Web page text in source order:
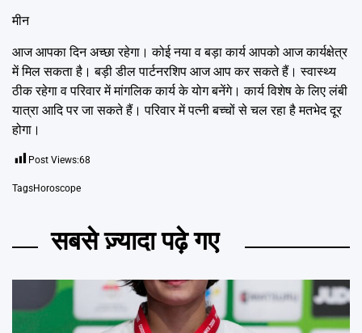
मीन
आज आपका दिन अच्छा रहेगा। कोई नया व बड़ा कार्य आपको आज कार्यक्षेत्र
में मिल सकता है। बड़ी डील पार्टनरशिप आज आप कर सकते हैं। स्वास्थ्य
ठीक रहेगा व परिवार में मांगलिक कार्य के योग बनेंगे। कार्य विशेष के लिए लंबी
यात्रा आदि पर जा सकते हैं। परिवार में पत्नी बच्चों से चल रहा है मतभेद दूर
होगा।
Post Views:68
TagsHoroscope
सबसे ज़्यादा पढ़े गए